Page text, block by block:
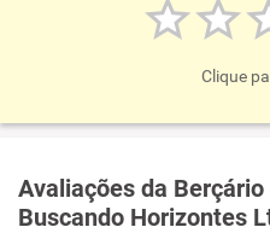
Clique
Avaliações da
Buscando Horizontes